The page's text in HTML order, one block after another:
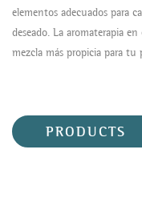
elementos adecuados para
deseado. La aromaterapia
mezcla más propicia para tu
PRODUCTS